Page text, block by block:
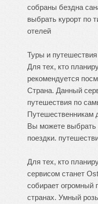
собраны бездна
выбрать курорт по
отелей
Туры и путешествия
Для тех, кто
рекомендуется
Страна. Данный
путешествия по
Путешественникам
Вы можете выбрать
поездки.
Для тех, кто
сервисом станет
собирает огромный
странах. Умный